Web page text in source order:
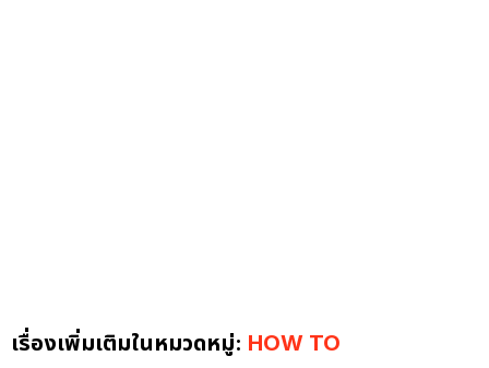
เรื่องเพิ่มเติมในหมวดหมู่: HOW TO